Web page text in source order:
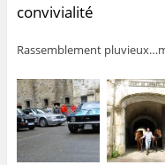
convivialité
Rassemblement